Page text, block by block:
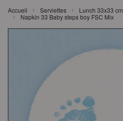
Accueil Serviettes
Lunch 33x33 cm
Napkin 33 Baby steps boy FSC Mix